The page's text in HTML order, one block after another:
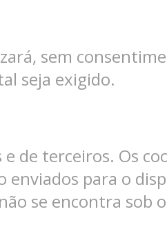
sem
seja exigido.
de terceiros. Os
para o
se encontra sob